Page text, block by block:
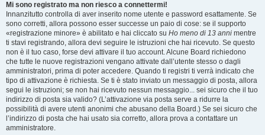
Mi sono registrato ma non riesco a connettermi!
Innanzitutto controlla di aver inserito nome utente e password esattamente. Se
sono corretti, allora possono esser successe un paio di cose: se il supporto
«registrazione minore» è abilitato e hai cliccato su Ho meno di 13 anni mentre
ti stavi registrando, allora devi seguire le istruzioni che hai ricevuto. Se questo
non è il tuo caso, forse devi attivare il tuo account. Alcune Board richiedono
che tutte le nuove registrazioni vengano attivate dall’utente stesso o dagli
amministratori, prima di poter accedere. Quando ti registri ti verrà indicato che
tipo di attivazione è richiesta. Se ti è stato inviato un messaggio di posta, allora
segui le istruzioni; se non hai ricevuto nessun messaggio... sei sicuro che il tuo
indirizzo di posta sia valido? (L’attivazione via posta serve a ridurre la
possibilità di avere utenti anonimi che abusano della Board.) Se sei sicuro che
l’indirizzo di posta che hai usato sia corretto, allora prova a contattare un
amministratore.